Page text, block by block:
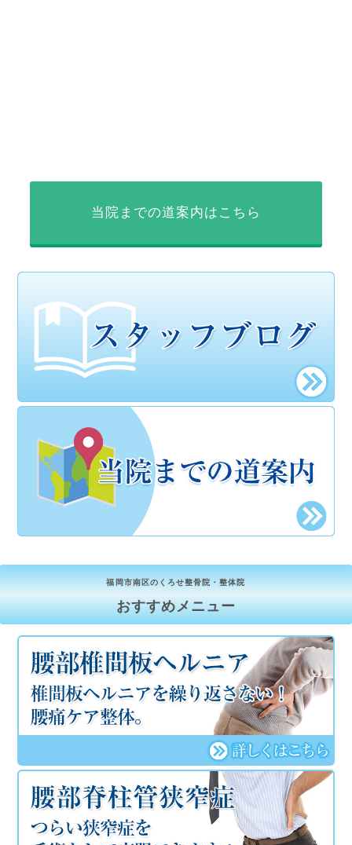
当院までの道案内はこちら
福岡市南区のくろせ整骨院・整体院
おすすめメニュー